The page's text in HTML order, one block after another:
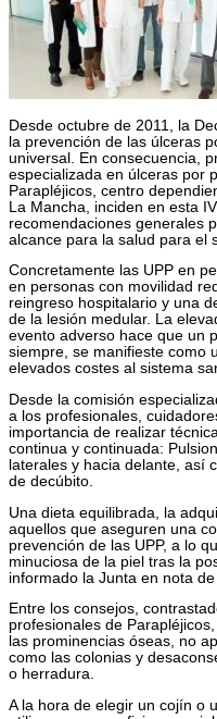
Desde octubre de 2011, la
la prevención de las úlceras
universal. En consecuencia,
especializada en úlceras por
Parapléjicos, centro
La Mancha, inciden en esta
recomendaciones generales
alcance para la salud para el
Concretamente las UPP en
en personas con movilidad
reingreso hospitalario y una
de la lesión medular. La
evento adverso hace que un
siempre, se manifieste como
elevados costes al sistema
Desde la comisión
a los profesionales,
importancia de realizar
continua y continuada:
laterales y hacia delante, así
de decúbito.
Una dieta equilibrada, la
aquellos que aseguren una
prevención de las UPP, a lo
minuciosa de la piel tras la
informado la Junta en nota de
Entre los consejos,
profesionales de
las prominencias óseas, no
como las colonias y
o herradura.
A la hora de elegir un cojín o